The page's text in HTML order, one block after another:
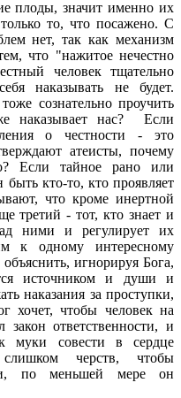
плоды, значит именно их
то, что посажено. С
нет, так как механизм
что "нажитое нечестно
человек тщательно
наказывать не будет.
сознательно проучить
наказывает нас? Если
о честности - это
атеисты, почему
Если тайное рано или
кто-то, кто проявляет
что кроме инертной
третий - тот, кто знает и
ними и регулирует их
к одному интересному
игнорируя Бога,
источником и души и
наказания за проступки,
хочет, чтобы человек на
закон ответственности, и
муки совести в сердце
черств, чтобы
по меньшей мере он